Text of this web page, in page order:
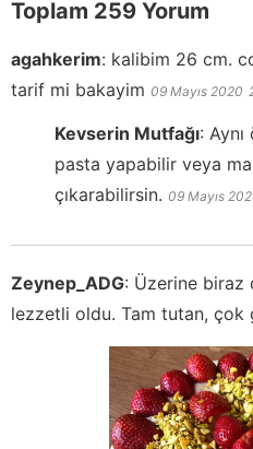
Toplam 259 Yorum
agahkerim: kalibim 26 cm.
tarif mi bakayim 09 Mayıs 2020
Kevserin Mutfağı:
pasta yapabilir veya
çıkarabilirsin. 09 Mayıs
Zeynep_ADG: Üzerine biraz
lezzetli oldu. Tam tutan,